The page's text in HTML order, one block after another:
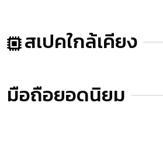
สเปคใกล้เคียง
มือถือยอดนิยม